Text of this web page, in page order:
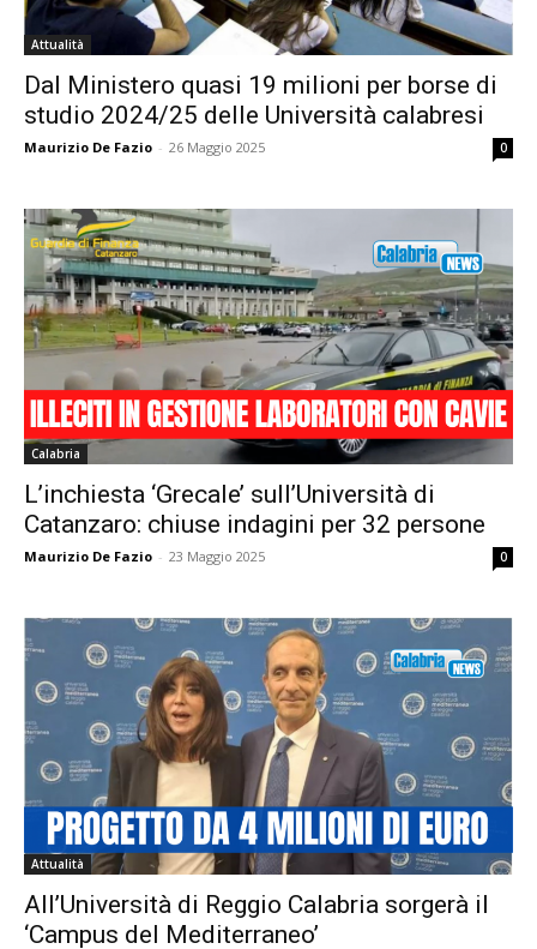
Attualità
Dal Ministero quasi 19 milioni per borse di
studio 2024/25 delle Università calabresi
Maurizio De Fazio - 26 Maggio 2025 0
Calabria
L’inchiesta ‘Grecale’ sull’Università di
Catanzaro: chiuse indagini per 32 persone
Maurizio De Fazio - 23 Maggio 2025 0
Attualità
All’Università di Reggio Calabria sorgerà il
‘Campus del Mediterraneo’